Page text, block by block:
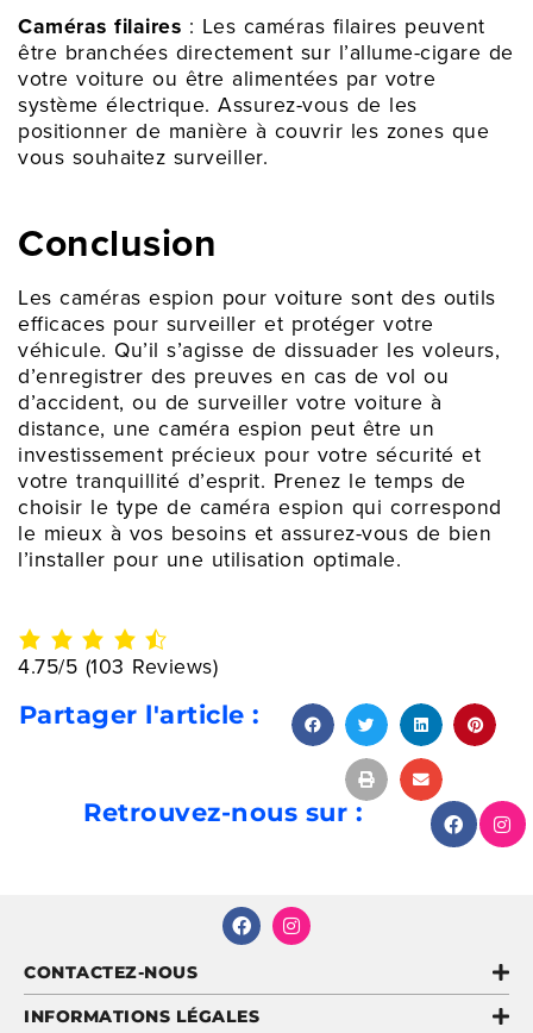
Caméras filaires : Les caméras filaires peuvent
être branchées directement sur l’allume-cigare de
votre voiture ou être alimentées par votre
système électrique. Assurez-vous de les
positionner de manière à couvrir les zones que
vous souhaitez surveiller.
Conclusion
Les caméras espion pour voiture sont des outils
efficaces pour surveiller et protéger votre
véhicule. Qu’il s’agisse de dissuader les voleurs,
d’enregistrer des preuves en cas de vol ou
d’accident, ou de surveiller votre voiture à
distance, une caméra espion peut être un
investissement précieux pour votre sécurité et
votre tranquillité d’esprit. Prenez le temps de
choisir le type de caméra espion qui correspond
le mieux à vos besoins et assurez-vous de bien
l’installer pour une utilisation optimale.
4.75/5 (103 Reviews)
Partager l'article :
Retrouvez-nous sur :
CONTACTEZ-NOUS
INFORMATIONS LÉGALES